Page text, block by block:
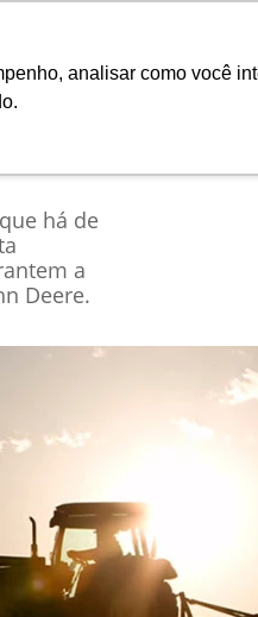
analisar como você
há de
a
Deere.